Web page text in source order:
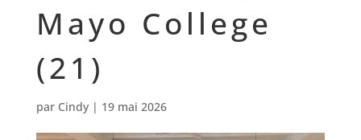
Mayo College
(21)
par Cindy| 19 mai 2026